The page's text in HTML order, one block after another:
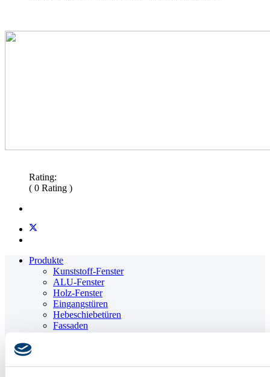
Rating:
( 0 Rating )
Produkte
Kunststoff-Fenster
ALU-Fenster
Holz-Fenster
Eingangstüren
Hebeschiebetüren
Fassaden
Technologie
Referenzen